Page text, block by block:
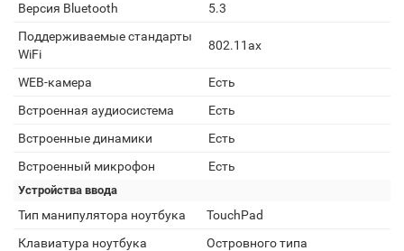
Версия Bluetooth
5.3
Поддерживаемые стандарты
WiFi
802.11ax
WEB-камера
Есть
Встроенная аудиосистема
Есть
Встроенные динамики
Есть
Встроенный микрофон
Есть
Устройства ввода
Тип манипулятора ноутбука
TouchPad
Клавиатура ноутбука
Островного типа